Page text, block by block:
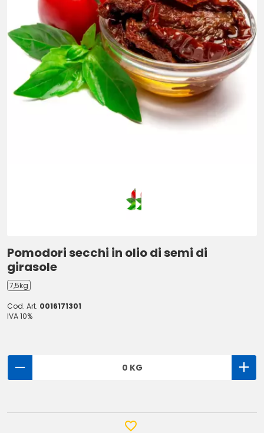
Pomodori secchi in olio di semi di
girasole
7,5kg
Cod. Art. 0016171301
IVA 10%
0 KG